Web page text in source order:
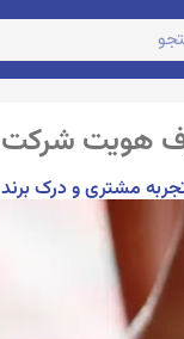
هویت شرکت
مشتری و درک برند